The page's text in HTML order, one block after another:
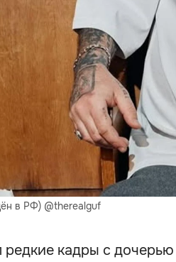
в РФ) @therealguf
редкие кадры с